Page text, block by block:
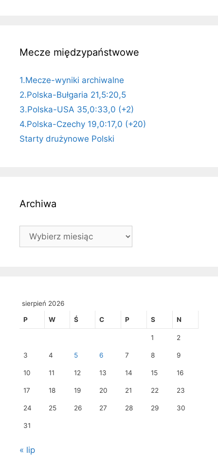
Mecze międzypaństwowe
1.Mecze-wyniki archiwalne
2.Polska-Bułgaria 21,5:20,5
3.Polska-USA 35,0:33,0 (+2)
4.Polska-Czechy 19,0:17,0 (+20)
Starty drużynowe Polski
Archiwa
Archiwa
sierpień 2026
P W Ś C P S N
1 2
3 4 5 6 7 8 9
10 11 12 13 14 15 16
17 18 19 20 21 22 23
24 25 26 27 28 29 30
31
« lip